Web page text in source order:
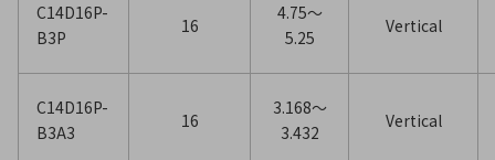
C14D16P-
B3P
16
4.75〜
5.25
Vertical
C14D16P-
B3A3
16
3.168〜
3.432
Vertical